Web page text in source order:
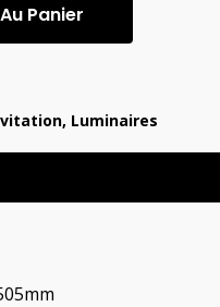
Panier
, Luminaires